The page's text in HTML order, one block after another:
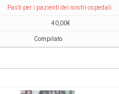
Pasti per i pazienti dei nostri ospedali
40,00€
Compilato